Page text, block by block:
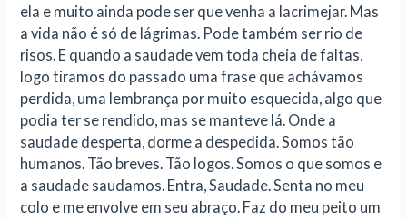
ela e muito ainda pode ser que venha a lacrimejar. Mas
a vida não é só de lágrimas. Pode também ser rio de
risos. E quando a saudade vem toda cheia de faltas,
logo tiramos do passado uma frase que achávamos
perdida, uma lembrança por muito esquecida, algo que
podia ter se rendido, mas se manteve lá. Onde a
saudade desperta, dorme a despedida. Somos tão
humanos. Tão breves. Tão logos. Somos o que somos e
a saudade saudamos. Entra, Saudade. Senta no meu
colo e me envolve em seu abraço. Faz do meu peito um